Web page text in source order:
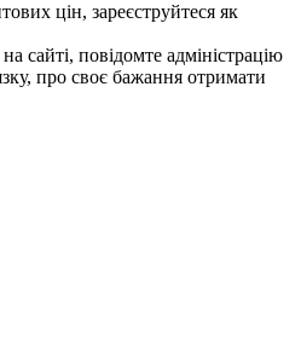
цін, зареєструйтеся як
сайті, повідомте адміністрацію
про своє бажання отримати